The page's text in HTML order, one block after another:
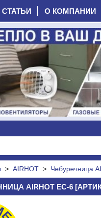
СТАТЬИ О КОМПАНИИ
> AIRHOT > Чебуречница
AIRHOT EC-6